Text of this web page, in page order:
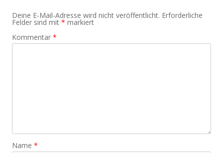
Deine E-Mail-Adresse wird nicht veröffentlicht. Erforderliche
Felder sind mit * markiert
Kommentar *
Name *